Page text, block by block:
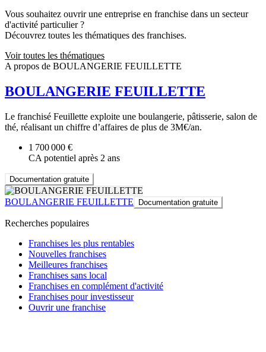
Vous souhaitez ouvrir une entreprise en franchise dans un secteur
d'activité particulier ?
Découvrez toutes les thématiques des franchises.
Voir toutes les thématiques
A propos de BOULANGERIE FEUILLETTE
BOULANGERIE FEUILLETTE
Le franchisé Feuillette exploite une boulangerie, pâtisserie, salon de
thé, réalisant un chiffre d’affaires de plus de 3M€/an.
1 700 000 €
CA potentiel après 2 ans
Documentation gratuite
BOULANGERIE FEUILLETTE Documentation gratuite
Recherches populaires
Franchises les plus rentables
Nouvelles franchises
Meilleures franchises
Franchises sans local
Franchises en complément d'activité
Franchises pour investisseur
Ouvrir une franchise